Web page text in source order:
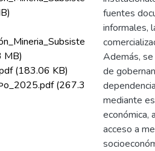
MB)
(183.06 KB)
(267.3
fuentes
informales,
Además,
de
mediante
económica,
acceso a